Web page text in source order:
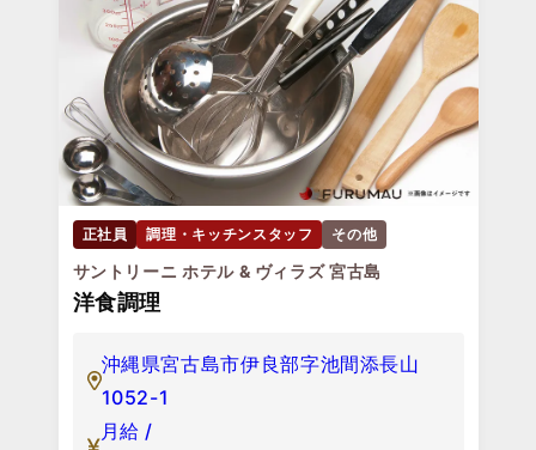
正社員 調理・キッチンスタッフ その他
サントリーニ ホテル & ヴィラズ 宮古島
洋食調理
沖縄県宮古島市伊良部字池間添長山
1052-1
月給 /